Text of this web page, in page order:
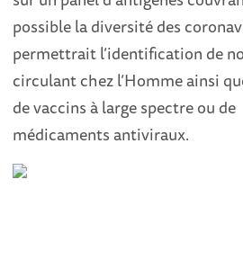
possible la diversité des
permettrait l’identification de
circulant chez l’Homme ainsi
de vaccins à large spectre ou de
médicaments antiviraux.